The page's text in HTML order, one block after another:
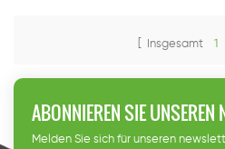
[ Insgesamt 1
ABONNIEREN SIE UNSEREN
Melden Sie sich für unseren